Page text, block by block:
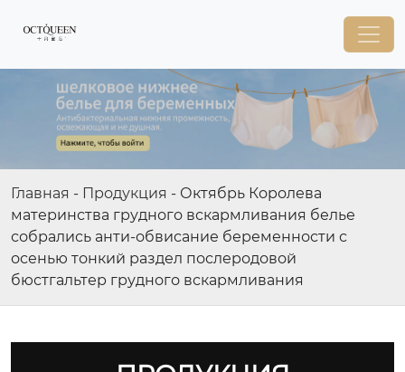
Главная - Продукция - Октябрь Королева
материнства грудного вскармливания белье
собрались анти-обвисание беременности с
осенью тонкий раздел послеродовой
бюстгальтер грудного вскармливания